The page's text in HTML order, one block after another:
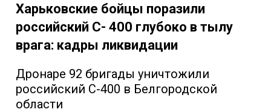
Харьковские бойцы поразили
российский С- 400 глубоко в тылу
врага: кадры ликвидации
Дронаре 92 бригады уничтожили
российский С-400 в Белгородской
области